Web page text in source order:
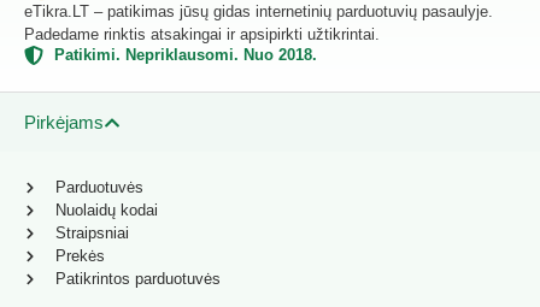
eTikra.LT – patikimas jūsų gidas internetinių parduotuvių pasaulyje.
Padedame rinktis atsakingai ir apsipirkti užtikrintai.
Patikimi. Nepriklausomi. Nuo 2018.
Pirkėjams
Parduotuvės
Nuolaidų kodai
Straipsniai
Prekės
Patikrintos parduotuvės